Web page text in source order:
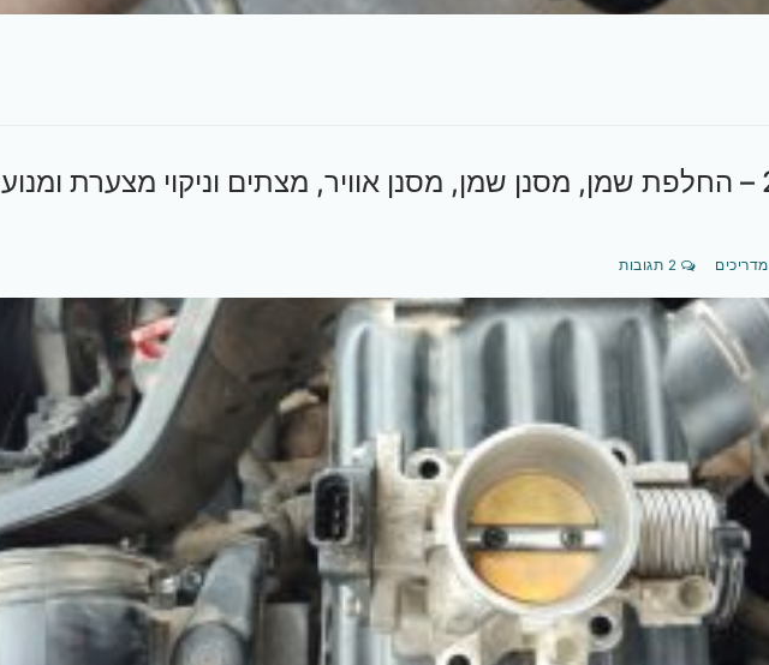
יונדאי אלנטרה 2005 – החלפת שמן, מסנן שמן, מסנן אוויר, מצתים וניקוי מצערת ומנוע
מדריכים